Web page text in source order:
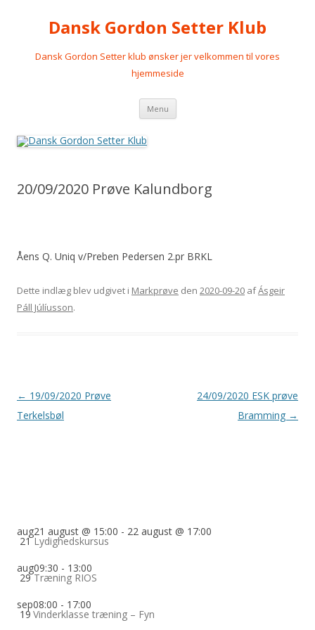
Dansk Gordon Setter Klub
Dansk Gordon Setter klub ønsker jer velkommen til vores
hjemmeside
Menu Videre
indhold
20/09/2020 Prøve Kalundborg
Åens Q. Uniq v/Preben Pedersen 2.pr BRKL
Dette indlæg blev udgivet i Markprøve den 2020-09-20 afÁsgeir
Páll Júlíusson.
Indlægsnavigation
← 19/09/2020 Prøve
Terkelsbøl
24/09/2020 ESK prøve
Bramming →
aug
21
21 august @ 15:00 - 22 august @ 17:00
Lydighedskursus
aug
29
09:30 - 13:00
Træning RIOS
sep
19
08:00 - 17:00
Vinderklasse træning – Fyn